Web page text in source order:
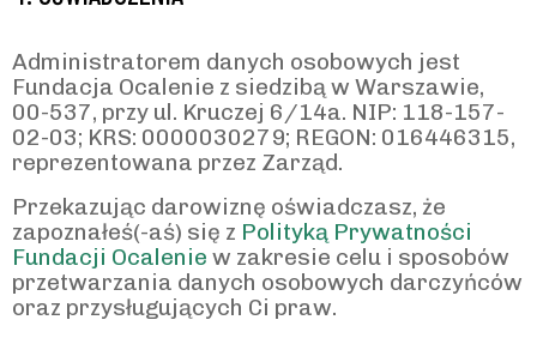
Administratorem danych osobowych jest
Fundacja Ocalenie z siedzibą w Warszawie,
00-537, przy ul. Kruczej 6/14a. NIP: 118-157-
02-03; KRS: 0000030279; REGON: 016446315,
reprezentowana przez Zarząd.
Przekazując darowiznę oświadczasz, że
zapoznałeś(-aś) się z Polityką Prywatności
Fundacji Ocalenie w zakresie celu i sposobów
przetwarzania danych osobowych darczyńców
oraz przysługujących Ci praw.